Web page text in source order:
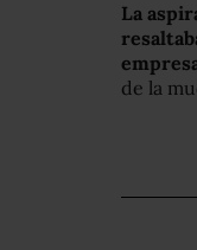
La
de la